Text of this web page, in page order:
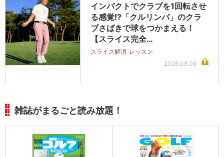
インパクトでクラブを1回転させ
る感覚!?「クルリンパ」のクラ
ブさばきで球をつかまえる！
【スライス完全…
スライス解消 レッスン
2026.08.06
雑誌がまるごと読み放題！